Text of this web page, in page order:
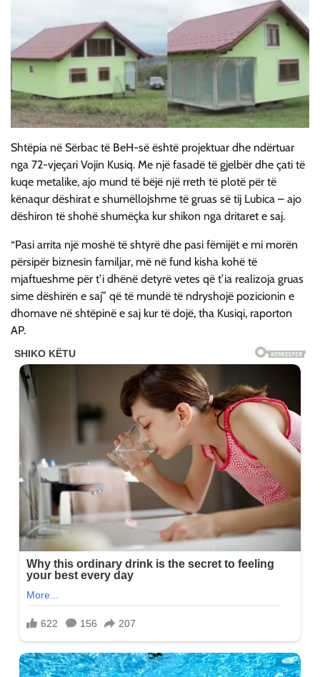
Shtëpia në Sërbac të BeH-së është projektuar dhe ndërtuar
nga 72-vjeçari Vojin Kusiq. Me një fasadë të gjelbër dhe çati të
kuqe metalike, ajo mund të bëjë një rreth të plotë për të
kënaqur dëshirat e shumëllojshme të gruas së tij Lubica – ajo
dëshiron të shohë shumëçka kur shikon nga dritaret e saj.
“Pasi arrita një moshë të shtyrë dhe pasi fëmijët e mi morën
përsipër biznesin familjar, më në fund kisha kohë të
mjaftueshme për t’i dhënë detyrë vetes që t’ia realizoja gruas
sime dëshirën e saj” që të mundë të ndryshojë pozicionin e
dhomave në shtëpinë e saj kur të dojë, tha Kusiqi, raporton
AP.